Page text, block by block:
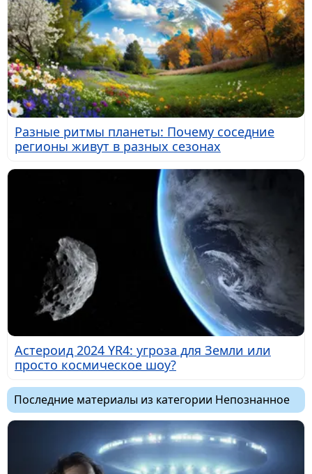
Разные ритмы планеты: Почему соседние
регионы живут в разных сезонах
Астероид 2024 YR4: угроза для Земли или
просто космическое шоу?
Последние материалы из категории Непознанное